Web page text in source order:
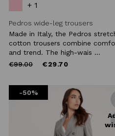
+ 1
Pedros wide-leg trousers
Made in Italy, the Pedros
cotton trousers combine
and trend. The high-wais ...
Price
€99.00to €29.70
-50%